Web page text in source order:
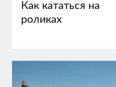
Как кататься на
роликах